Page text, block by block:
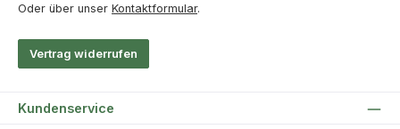
Oder über unser Kontaktformular.
Vertrag widerrufen
Kundenservice